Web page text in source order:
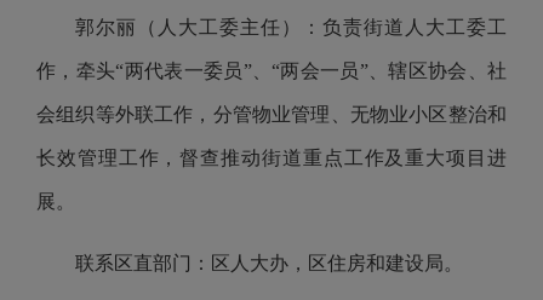
郭尔丽（人大工委主任）：负责街道人大工委工
作，牵头“两代表一委员”、“两会一员”、辖区协会、社
会组织等外联工作，分管物业管理、无物业小区整治和
长效管理工作，督查推动街道重点工作及重大项目进
展。
联系区直部门：区人大办，区住房和建设局。